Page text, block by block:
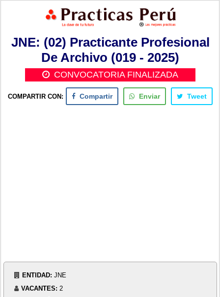
JNE: (02) Practicante Profesional
De Archivo (019 - 2025)
CONVOCATORIA FINALIZADA
COMPARTIR CON: Compartir Enviar Tweet
ENTIDAD: JNE
VACANTES: 2